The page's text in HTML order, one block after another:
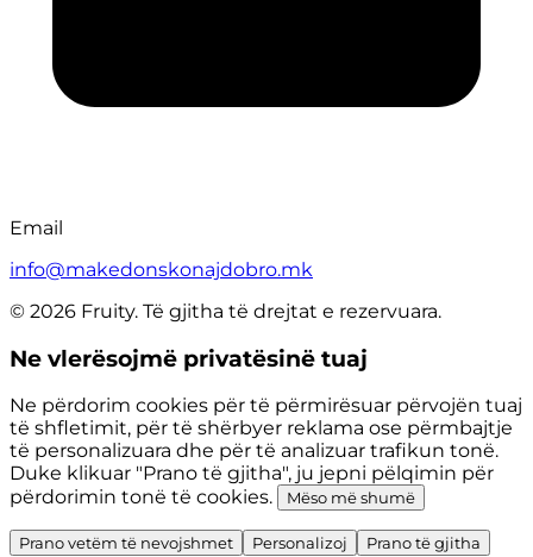
Email
info@makedonskonajdobro.mk
© 2026 Fruity. Të gjitha të drejtat e rezervuara.
Ne vlerësojmë privatësinë tuaj
Ne përdorim cookies për të përmirësuar përvojën tuaj
të shfletimit, për të shërbyer reklama ose përmbajtje
të personalizuara dhe për të analizuar trafikun tonë.
Duke klikuar "Prano të gjitha", ju jepni pëlqimin për
përdorimin tonë të cookies.
Mëso më shumë
Prano vetëm të nevojshmet Personalizoj Prano të gjitha